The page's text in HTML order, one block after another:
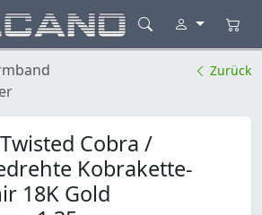
Zurück
Cobra /
Kobrakette-
18K Gold